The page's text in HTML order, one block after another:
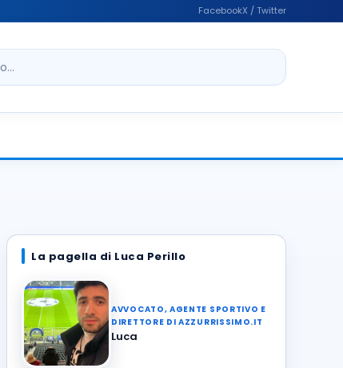
FacebookX / Twitter
La pagella di Luca Perillo
AVVOCATO, AGENTE SPORTIVO E
DIRETTORE DI AZZURRISSIMO.IT
Luca